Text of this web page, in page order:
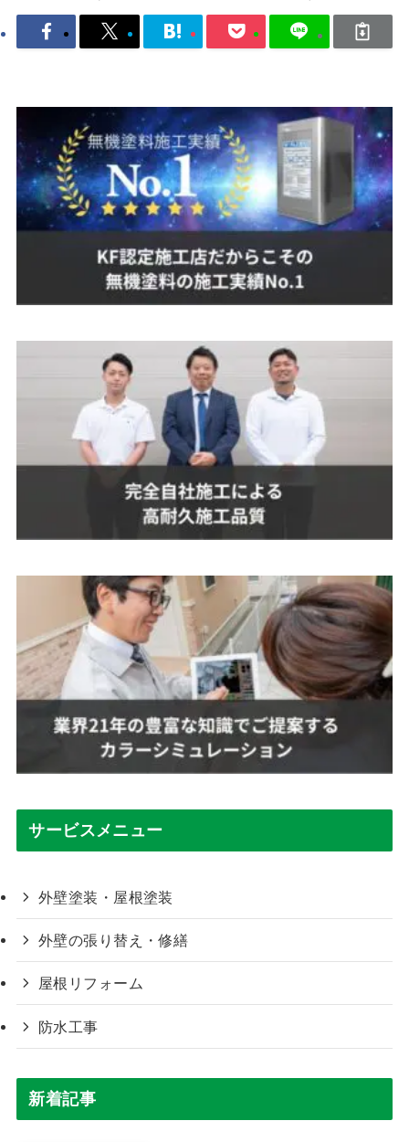
サービスメニュー
外壁塗装・屋根塗装
外壁の張り替え・修繕
屋根リフォーム
防水工事
新着記事